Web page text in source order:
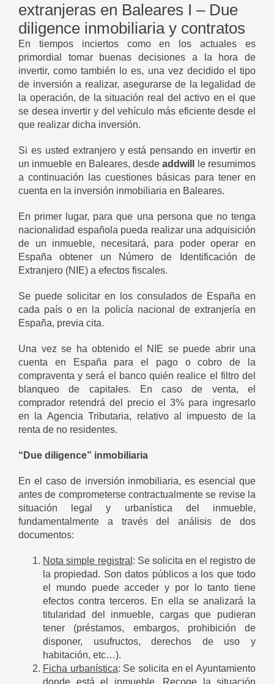
extranjeras en Baleares I – Due
diligence inmobiliaria y contratos
En tiempos inciertos como en los actuales es
primordial tomar buenas decisiones a la hora de
invertir, como también lo es, una vez decidido el tipo
de inversión a realizar, asegurarse de la legalidad de
la operación, de la situación real del activo en el que
se desea invertir y del vehículo más eficiente desde el
que realizar dicha inversión.
Si es usted extranjero y está pensando en invertir en
un inmueble en Baleares, desdeaddwill
le resumimos
a continuación las cuestiones básicas para tener en
cuenta en la inversión inmobiliaria en Baleares.
En primer lugar, para que una persona que no tenga
nacionalidad española pueda realizar una adquisición
de un inmueble, necesitará, para poder operar en
España obtener un Número de Identificación de
Extranjero (NIE) a efectos fiscales.
Se puede solicitar en los consulados de España en
cada país o en la policía nacional de extranjería en
España, previa cita.
Una vez se ha obtenido el NIE se puede abrir una
cuenta en España para el pago o cobro de la
compraventa y será el banco quién realice el filtro del
blanqueo de capitales. En caso de venta, el
comprador retendrá del precio el 3% para ingresarlo
en la Agencia Tributaria, relativo al impuesto de la
renta de no residentes.
“Due diligence” inmobiliaria
En el caso de inversión inmobiliaria, es esencial que
antes de comprometerse contractualmente se revise la
situación legal y urbanística del inmueble,
fundamentalmente a través del análisis de dos
documentos:
Nota simple registral : Se solicita en el registro de
la propiedad. Son datos públicos a los que todo
el mundo puede acceder y por lo tanto tiene
efectos contra terceros. En ella se analizará la
titularidad del inmueble, cargas que pudieran
tener (préstamos, embargos, prohibición de
disponer, usufructos, derechos de uso y
habitación, etc…).
Ficha urbanística: Se solicita en el Ayuntamiento